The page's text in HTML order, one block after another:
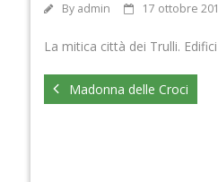
By admin 17 ottobre
La mitica città dei Trulli.
Madonna delle Croci